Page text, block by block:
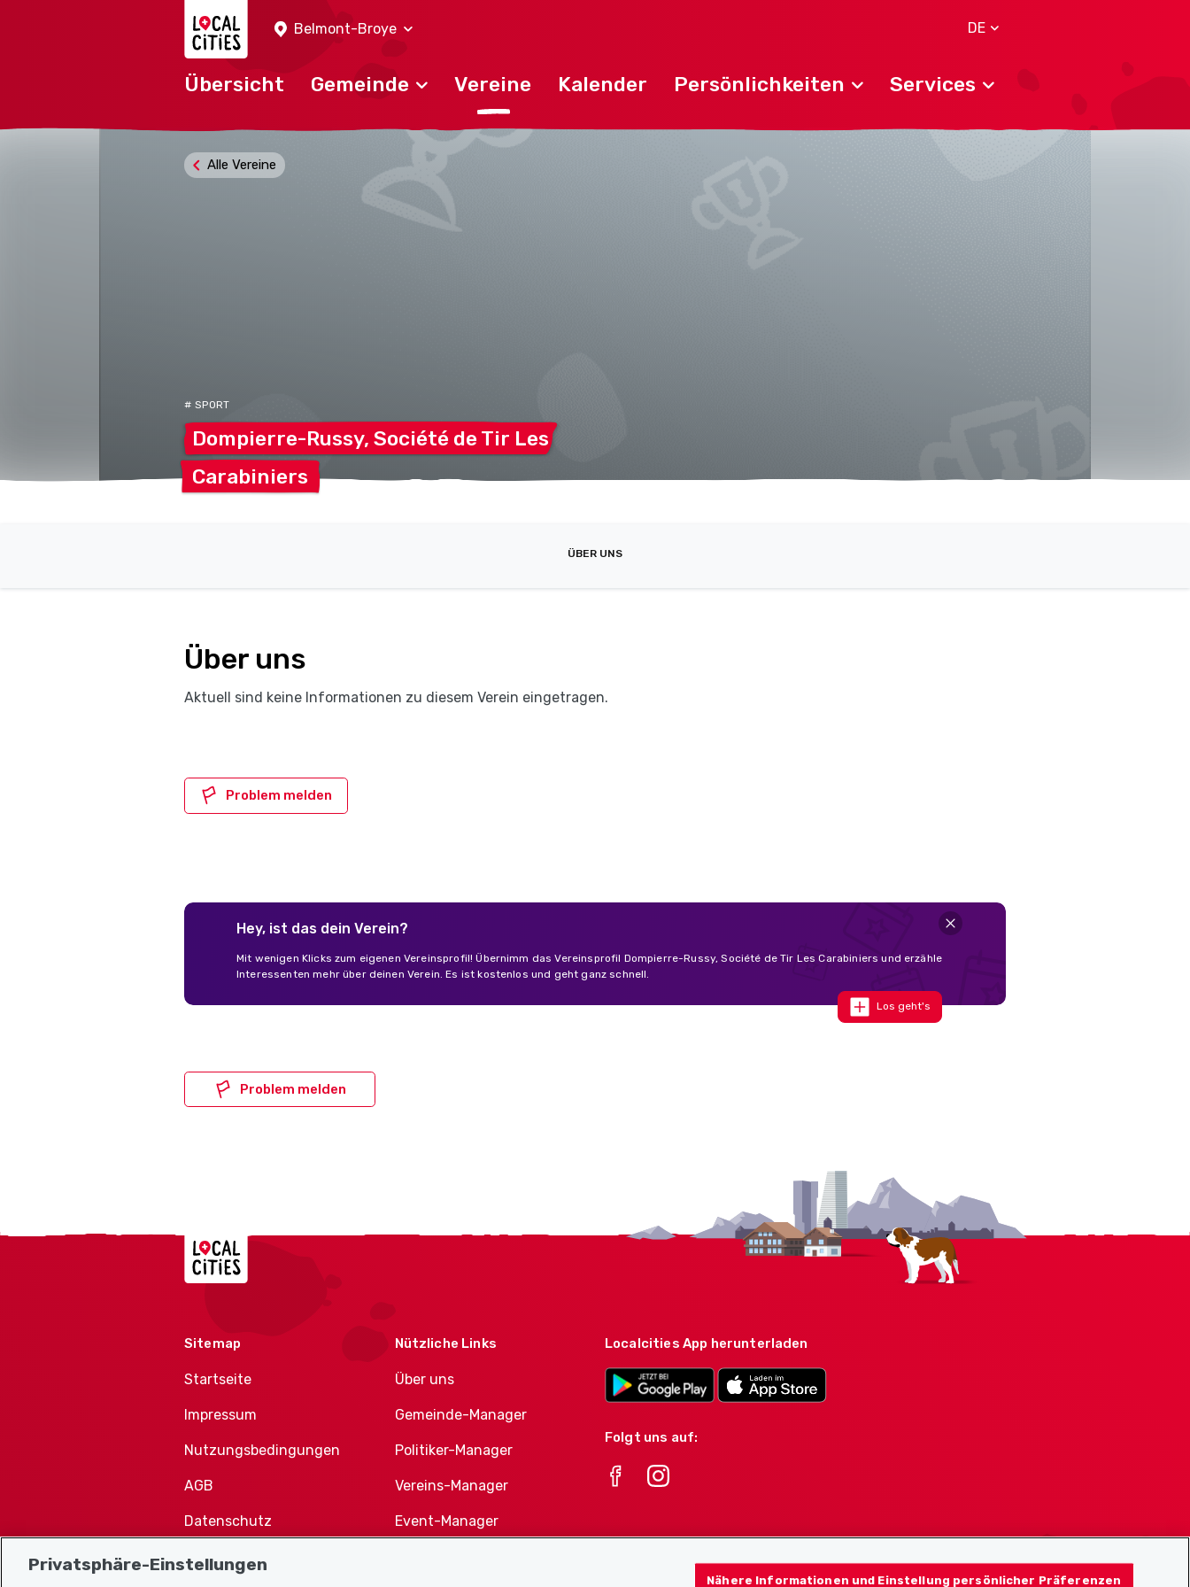
Belmont-Broye
DE
Übersicht Gemeinde Vereine Kalender Persönlichkeiten Services
# SPORT
Dompierre-Russy, Société de Tir Les
Carabiniers
Alle Vereine
ÜBER UNS
Über uns
Aktuell sind keine Informationen zu diesem Verein eingetragen.
Problem melden
Hey, ist das dein Verein?
Mit wenigen Klicks zum eigenen Vereinsprofil! Übernimm das Vereinsprofil Dompierre-Russy, Société de Tir Les Carabiniers und erzähle
Interessenten mehr über deinen Verein. Es ist kostenlos und geht ganz schnell.
Los geht's
Problem melden
Localcities
Sitemap
Startseite
Impressum
Nutzungsbedingungen
AGB
Datenschutz
Cookie-Richtlinie
Nützliche Links
Über uns
Gemeinde-Manager
Politiker-Manager
Vereins-Manager
Event-Manager
Localcities App herunterladen
Folgt uns auf:
Privatsphäre-Einstellungen
Nähere Informationen und Einstellung persönlicher Präferenzen